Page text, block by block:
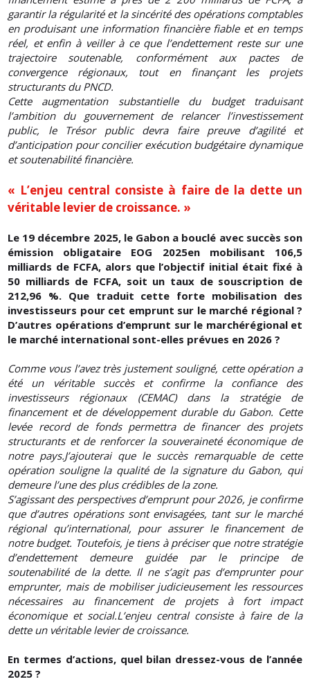
garantir la régularité et la sincérité des opérations comptables
en produisant une information financière fiable et en temps
réel, et enfin à veiller à ce que l’endettement reste sur une
trajectoire soutenable, conformément aux pactes de
convergence régionaux, tout en finançant les projets
structurants du PNCD.
Cette augmentation substantielle du budget traduisant
l’ambition du gouvernement de relancer l’investissement
public, le Trésor public devra faire preuve d’agilité et
d’anticipation pour concilier exécution budgétaire dynamique
et soutenabilité financière.
« L’enjeu central consiste à faire de la dette un
véritable levier de croissance. »
Le 19 décembre 2025, le Gabon a bouclé avec succès son
émission obligataire EOG 2025en mobilisant 106,5
milliards de FCFA, alors que l’objectif initial était fixé à
50 milliards de FCFA, soit un taux de souscription de
212,96 %. Que traduit cette forte mobilisation des
investisseurs pour cet emprunt sur le marché régional ?
D’autres opérations d’emprunt sur le marchérégional et
le marché international sont-elles prévues en 2026 ?
Comme vous l’avez très justement souligné, cette opération a
été un véritable succès et confirme la confiance des
investisseurs régionaux (CEMAC) dans la stratégie de
financement et de développement durable du Gabon. Cette
levée record de fonds permettra de financer des projets
structurants et de renforcer la souveraineté économique de
notre pays.J’ajouterai que le succès remarquable de cette
opération souligne la qualité de la signature du Gabon, qui
demeure l’une des plus crédibles de la zone.
S’agissant des perspectives d’emprunt pour 2026, je confirme
que d’autres opérations sont envisagées, tant sur le marché
régional qu’international, pour assurer le financement de
notre budget. Toutefois, je tiens à préciser que notre stratégie
d’endettement demeure guidée par le principe de
soutenabilité de la dette. Il ne s’agit pas d’emprunter pour
emprunter, mais de mobiliser judicieusement les ressources
nécessaires au financement de projets à fort impact
économique et social.L’enjeu central consiste à faire de la
dette un véritable levier de croissance.
En termes d’actions, quel bilan dressez-vous de l’année
2025 ?